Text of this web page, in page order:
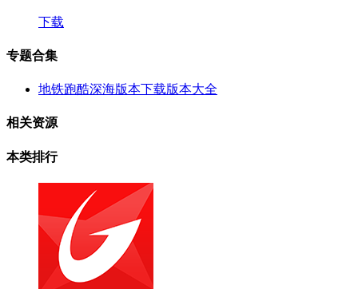
下载
专题合集
地铁跑酷深海版本下载版本大全
相关资源
本类排行